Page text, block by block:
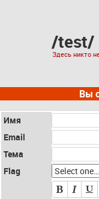
/test/
Здесь никто
Вы
Имя
Email
Тема
Flag